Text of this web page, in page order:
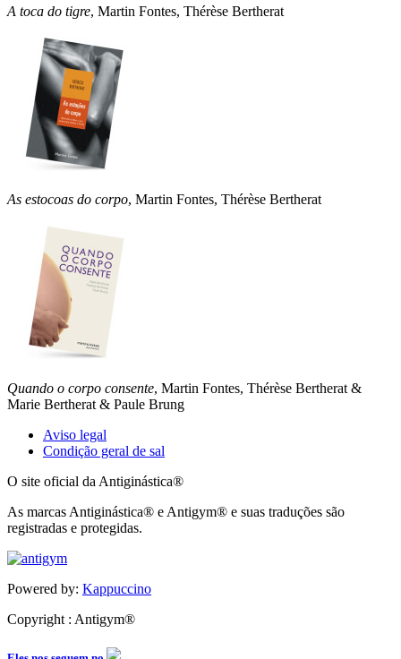
A toca do tigre, Martin Fontes, Thérèse Bertherat
As estocoas do corpo, Martin Fontes, Thérèse Bertherat
Quando o corpo consente, Martin Fontes, Thérèse Bertherat &
Marie Bertherat & Paule Brung
Aviso legal
Condição geral de sal
O site oficial da Antiginástica®
As marcas Antiginástica® e Antigym® e suas traduções são
registradas e protegidas.
Powered by: Kappuccino
Copyright : Antigym®